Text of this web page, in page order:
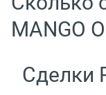
MANGO
Сделки